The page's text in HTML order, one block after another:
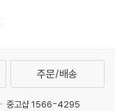
주문/배송
중고샵 1566-4295